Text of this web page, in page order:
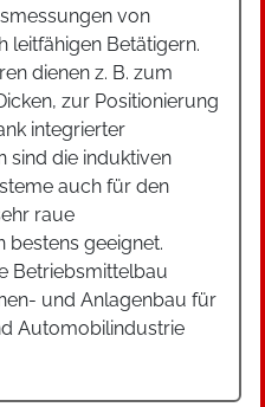
von
leitfähigen Betätigern.
dienen z. B. zum
zur Positionierung
integrierter
sind die induktiven
auch für den
raue
geeignet.
Betriebsmittelbau
und Anlagenbau für
Automobilindustrie